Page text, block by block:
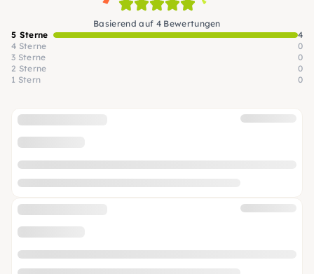
Basierend auf 4 Bewertungen
5 Sterne
4
4 Sterne
0
3 Sterne
0
2 Sterne
0
1 Stern
0